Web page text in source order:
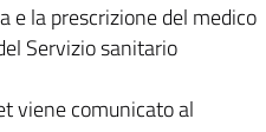
e la prescrizione del medico
Servizio sanitario
viene comunicato al